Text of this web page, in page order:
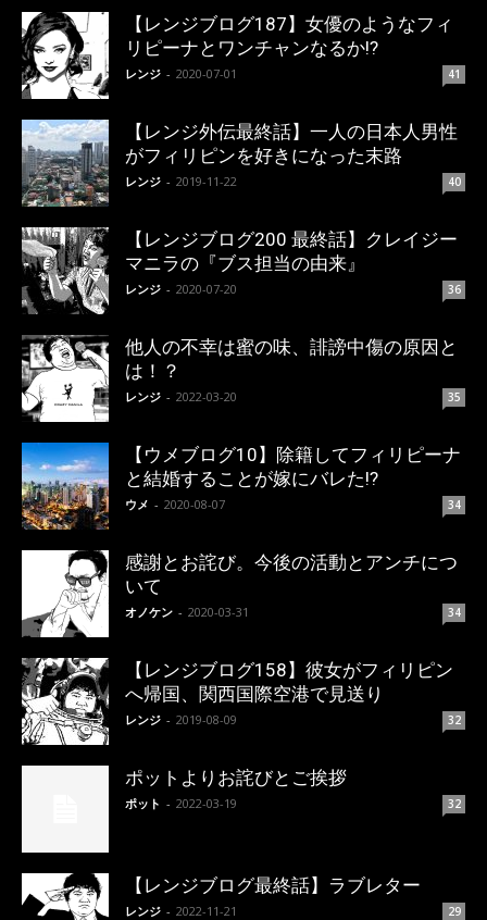
【レンジブログ187】女優のようなフィ
リピーナとワンチャンなるか!?
レンジ - 2020-07-01 41
【レンジ外伝最終話】一人の日本人男性
がフィリピンを好きになった末路
レンジ - 2019-11-22 40
【レンジブログ200 最終話】クレイジー
マニラの『ブス担当の由来』
レンジ - 2020-07-20 36
他人の不幸は蜜の味、誹謗中傷の原因と
は！？
レンジ - 2022-03-20 35
【ウメブログ10】除籍してフィリピーナ
と結婚することが嫁にバレた!?
ウメ - 2020-08-07 34
感謝とお詫び。今後の活動とアンチにつ
いて
オノケン - 2020-03-31 34
【レンジブログ158】彼女がフィリピン
へ帰国、関西国際空港で見送り
レンジ - 2019-08-09 32
ポットよりお詫びとご挨拶
ポット - 2022-03-19 32
【レンジブログ最終話】ラブレター
レンジ - 2022-11-21 29